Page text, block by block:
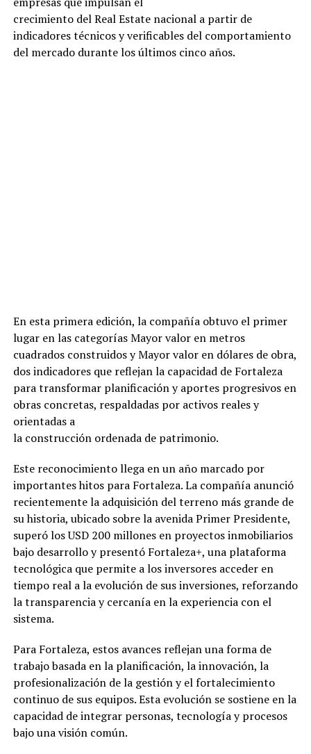
crecimiento del Real Estate nacional a partir de
indicadores técnicos y verificables del comportamiento
del mercado durante los últimos cinco años.
En esta primera edición, la compañía obtuvo el primer
lugar en las categorías Mayor valor en metros
cuadrados construidos y Mayor valor en dólares de obra,
dos indicadores que reflejan la capacidad de Fortaleza
para transformar planificación y aportes progresivos en
obras concretas, respaldadas por activos reales y
orientadas a
la construcción ordenada de patrimonio.
Este reconocimiento llega en un año marcado por
importantes hitos para Fortaleza. La compañía anunció
recientemente la adquisición del terreno más grande de
su historia, ubicado sobre la avenida Primer Presidente,
superó los USD 200 millones en proyectos inmobiliarios
bajo desarrollo y presentó Fortaleza+, una plataforma
tecnológica que permite a los inversores acceder en
tiempo real a la evolución de sus inversiones, reforzando
la transparencia y cercanía en la experiencia con el
sistema.
Para Fortaleza, estos avances reflejan una forma de
trabajo basada en la planificación, la innovación, la
profesionalización de la gestión y el fortalecimiento
continuo de sus equipos. Esta evolución se sostiene en la
capacidad de integrar personas, tecnología y procesos
bajo una visión común.